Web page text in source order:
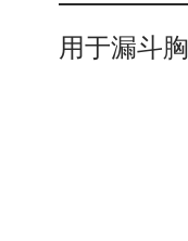
用于漏斗